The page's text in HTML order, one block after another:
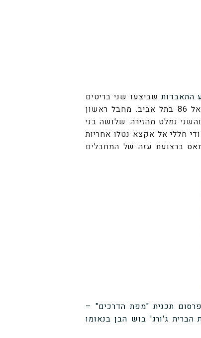
התאבדות שביצעו שני בריטים
86 בתל אביב
. מחבל ראשון
נמלט מהזירה. שלושה בני
חללי אל אקצא נטלו אחריות
ברצועת עזה של המחבלים
פרסום תכנית "מפת הדרכים" –
הברית ג'ורג' בוש הבן בנאומו